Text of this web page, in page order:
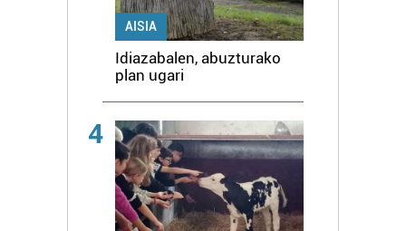
AISIA
Idiazabalen, abuzturako
plan ugari
4